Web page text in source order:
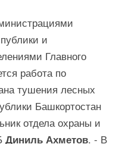
и
Главного
работа по
тушения лесных
Башкортостан
отдела охраны и
Диниль Ахметов. - В